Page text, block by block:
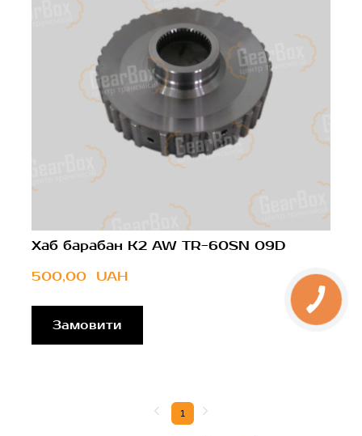
Хаб барабан K2 AW TR-60SN 09D
500,00  UAH
Замовити
1